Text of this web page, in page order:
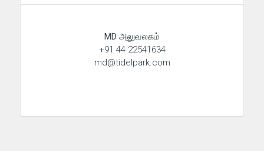
MD அலுவலகம்
+91 44 22541634
md@tidelpark.com